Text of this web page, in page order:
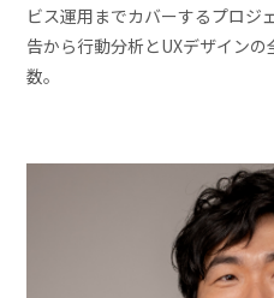
ビス運用までカバーするプロジ
告から行動分析とUXデザイン
数。